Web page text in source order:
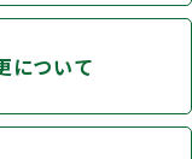
について